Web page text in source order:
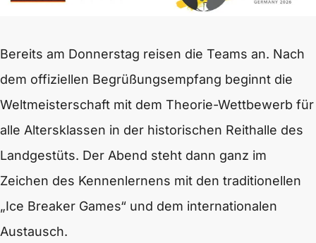
Bereits am Donnerstag reisen die Teams an. Nach
dem offiziellen Begrüßungsempfang beginnt die
Weltmeisterschaft mit dem Theorie-Wettbewerb für
alle Altersklassen in der historischen Reithalle des
Landgestüts. Der Abend steht dann ganz im
Zeichen des Kennenlernens mit den traditionellen
„Ice Breaker Games“ und dem internationalen
Austausch.